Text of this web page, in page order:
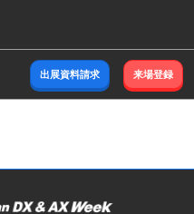
出展資料請求 来場登録